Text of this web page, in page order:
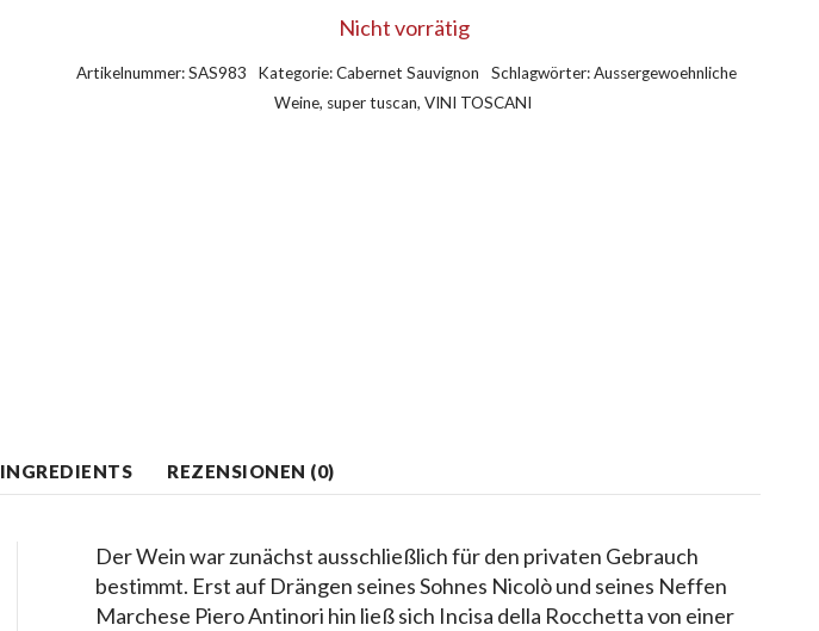
Nicht vorrätig
Artikelnummer:SAS983 Kategorie:Cabernet Sauvignon Schlagwörter:Aussergewoehnliche
Weine, super tuscan, VINI TOSCANI
INGREDIENTS REZENSIONEN (0)
Der Wein war zunächst ausschließlich für den privaten Gebrauch
bestimmt. Erst auf Drängen seines Sohnes Nicolò und seines Neffen
Marchese Piero Antinori hin ließ sich Incisa della Rocchetta von einer